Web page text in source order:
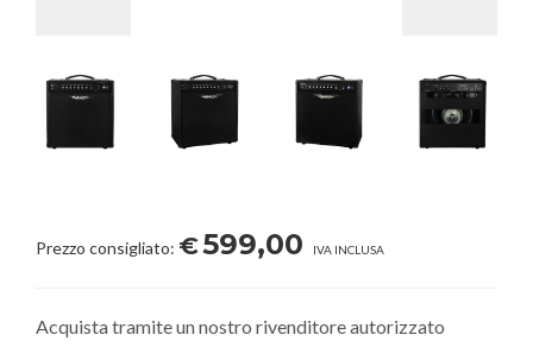
Prezzo consigliato: €599,00 IVA INCLUSA
Acquista tramite un nostro rivenditore autorizzato